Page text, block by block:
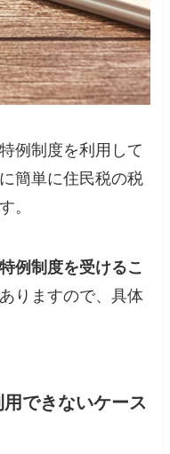
例制度を利用して
簡単に住民税の税
。
例制度を受けるこ
りますので、具体
できないケース